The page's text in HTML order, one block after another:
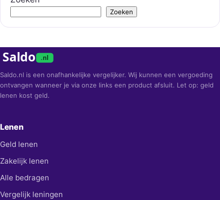
Zoeken
Saldo .nl
Saldo.nl is een onafhankelijke vergelijker. Wij kunnen een vergoeding
ontvangen wanneer je via onze links een product afsluit. Let op: geld
lenen kost geld.
Lenen
Geld lenen
Zakelijk lenen
Alle bedragen
Vergelijk leningen